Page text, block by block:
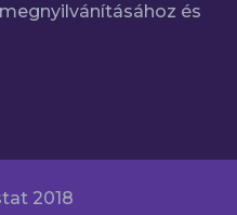
és
2018